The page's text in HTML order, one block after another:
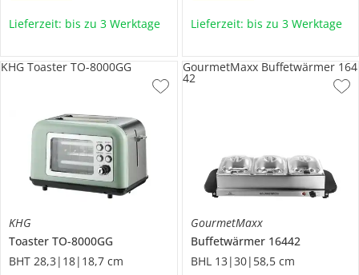
Lieferzeit: bis zu 3 Werktage Lieferzeit: bis zu 3 Werktage
KHG
Toaster TO-8000GG
BHT 28,3|18|18,7 cm
KHG Toaster TO-8000GG
GourmetMaxx
Buffetwärmer 16442
BHL 13|30|58,5 cm
GourmetMaxx Buffetwärmer 164
42